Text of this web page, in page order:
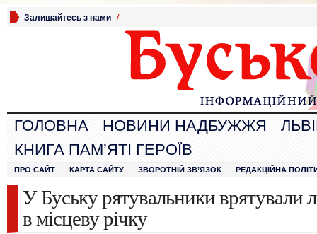
Залишайтесь з нами /
ГОЛОВНА НОВИНИ НАДБУЖЖЯ
КНИГА ПАМ’ЯТІ ГЕРОЇВ
ПРО САЙТ КАРТА САЙТУ ЗВОРОТНІЙ ЗВ’ЯЗОК РЕДАКЦІЙНА
У Буську рятувальники врятували
в місцеву річку